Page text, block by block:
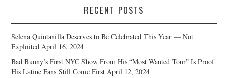
RECENT POSTS
Selena Quintanilla Deserves to Be Celebrated This Year — Not
Exploited April 16, 2024
Bad Bunny’s First NYC Show From His “Most Wanted Tour” Is Proof
His Latine Fans Still Come First April 12, 2024